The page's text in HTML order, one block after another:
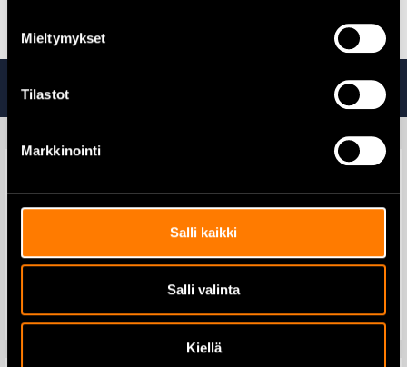
Mieltymykset
Tilastot
Markkinointi
Salli kaikki
Salli valinta
Kiellä
Lisää ostoskoriin
KNIPEX linjapihdit 225 mm –
Lisää ostoskoriin